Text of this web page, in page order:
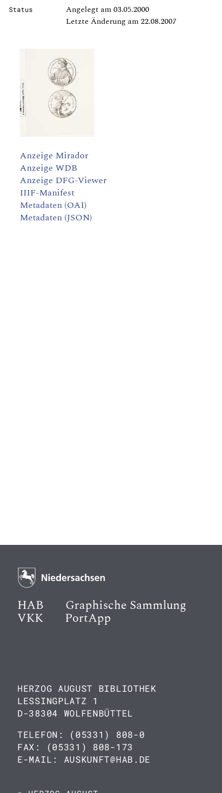
Status
Angelegt am 03.05.2000
Letzte Änderung am 22.08.2007
Anzeige Mirador
Anzeige WDB
Anzeige DFG-Viewer
IIIF-Manifest
Metadaten (OAI)
Metadaten (JSON)
HAB Graphische Sammlung
VKK PortApp
HERZOG AUGUST BIBLIOTHEK
LESSINGPLATZ 1
D-38304 WOLFENBÜTTEL
TELEFON: (05331) 808-0
FAX: (05331) 808-173
E-MAIL: AUSKUNFT@HAB.DE